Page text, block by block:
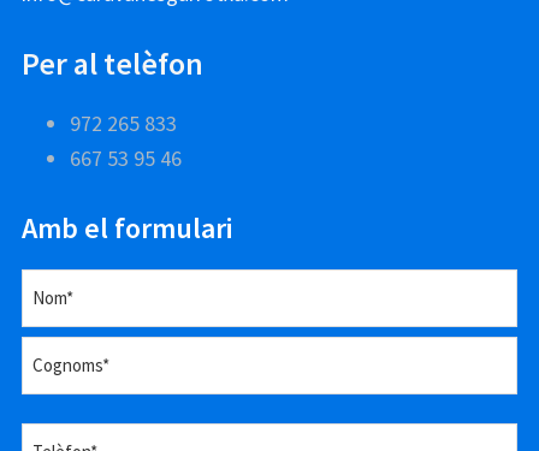
Per al telèfon
972 265 833
667 53 95 46
Amb el formulari
Nom*
Telèfon*